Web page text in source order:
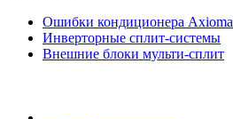
Ошибки кондиционера Axioma
Инверторные сплит-системы
Внешние блоки мульти-сплит